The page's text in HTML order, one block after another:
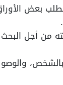
بعض
من أجل
والوصول